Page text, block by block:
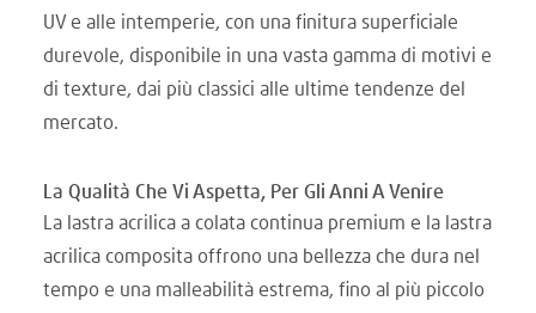
UV e alle intemperie, con una finitura superficiale
durevole, disponibile in una vasta gamma di motivi e
di texture, dai più classici alle ultime tendenze del
mercato.
La Qualità Che Vi Aspetta, Per Gli Anni A Venire
La lastra acrilica a colata continua premium e la lastra
acrilica composita offrono una bellezza che dura nel
tempo e una malleabilità estrema, fino al più piccolo